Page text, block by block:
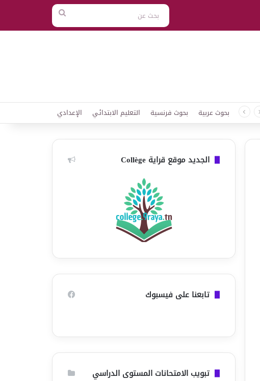
بحث
عن
بحوث عربية بحوث فرنسية التعليم الابتدائي الإعدادي
الجديد موقع قراية Collège
تابعنا على فيسبوك
تبويب الامتحانات المستوى الدراسي